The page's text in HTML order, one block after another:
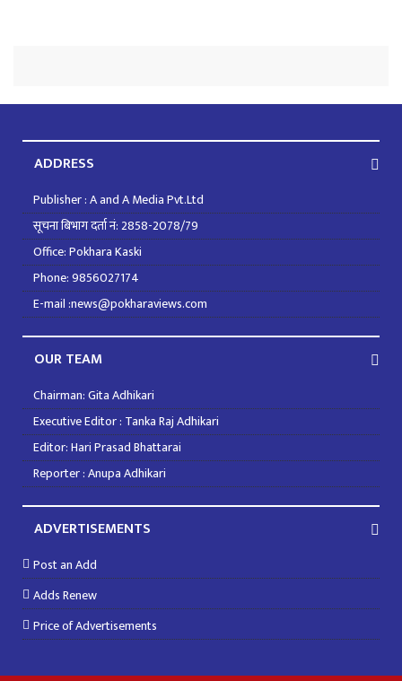
ADDRESS
Publisher : A and A Media Pvt.Ltd
सूचना बिभाग दर्ता नं: 2858-2078/79
Office: Pokhara Kaski
Phone: 9856027174
E-mail :news@pokharaviews.com
OUR TEAM
Chairman: Gita Adhikari
Executive Editor : Tanka Raj Adhikari
Editor: Hari Prasad Bhattarai
Reporter : Anupa Adhikari
ADVERTISEMENTS
Post an Add
Adds Renew
Price of Advertisements